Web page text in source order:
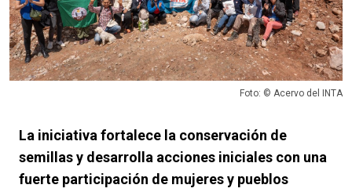
Foto: © Acervo del INTA
La iniciativa fortalece la conservación de
semillas y desarrolla acciones iniciales con una
fuerte participación de mujeres y pueblos